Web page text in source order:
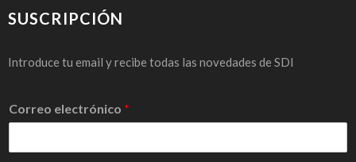
SUSCRIPCIÓN
Introduce tu email y recibe todas las novedades de SDI
Correo electrónico *